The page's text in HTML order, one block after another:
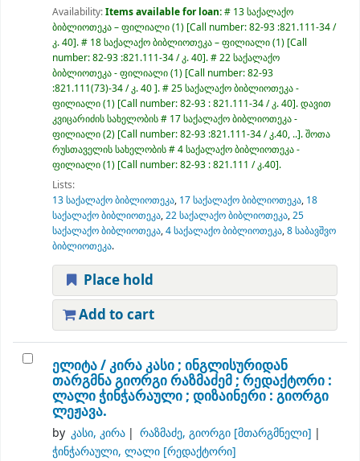
Availability:Items available for loan:# 13 საქალაქო
ბიბლიოთეკა – ფილიალი(1) Call number:82-93 :821.111-34 /
კ. 40 .# 18 საქალაქო ბიბლიოთეკა – ფილიალი(1) Call
number:82-93 :821.111-34 / კ. 40 .# 22 საქალაქო
ბიბლიოთეკა - ფილიალი(1) Call number:82-93
:821.111(73)-34 / კ. 40 .# 25 საქალაქო ბიბლიოთეკა -
ფილიალი(1) Call number:82-93 : 821.111-34 / კ. 40 .დავით
კვიცარიძის სახელობის # 17 საქალაქო ბიბლიოთეკა -
ფილიალი(2) Call number:82-93 :821.111-34 / კ.40, .. .შოთა
რუსთაველის სახელობის # 4 საქალაქო ბიბლიოთეკა -
ფილიალი(1) Call number:82-93 : 821.111 / კ.40 .
Lists:
13 საქალაქო ბიბლიოთეკა, 17 საქალაქო ბიბლიოთეკა, 18
საქალაქო ბიბლიოთეკა,22 საქალაქო ბიბლიოთეკა,25
საქალაქო ბიბლიოთეკა,4 საქალაქო ბიბლიოთეკა,8 საბავშვო
ბიბლიოთეკა.
Place hold
Add to cart
ელიტა /კირა კასი ; ინგლისურიდან
თარგმნა გიორგი რაზმაძემ ; რედაქტორი :
ლალი ჭინჭარაული ; დიზაინერი : გიორგი
ლეჟავა.
by კასი, კირა რაზმაძე, გიორგი[მთარგმნელი]
ჭინჭარაული, ლალი [რედაქტორი]